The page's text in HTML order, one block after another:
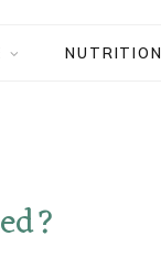
NUTRITION